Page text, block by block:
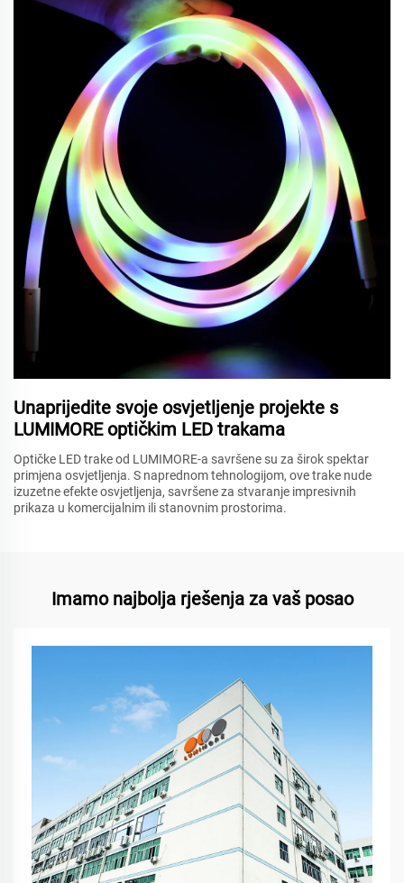
Unaprijedite svoje osvjetljenje projekte s
LUMIMORE optičkim LED trakama
Optičke LED trake od LUMIMORE-a savršene su za širok spektar
primjena osvjetljenja. S naprednom tehnologijom, ove trake nude
izuzetne efekte osvjetljenja, savršene za stvaranje impresivnih
prikaza u komercijalnim ili stanovnim prostorima.
Imamo najbolja rješenja za vaš posao